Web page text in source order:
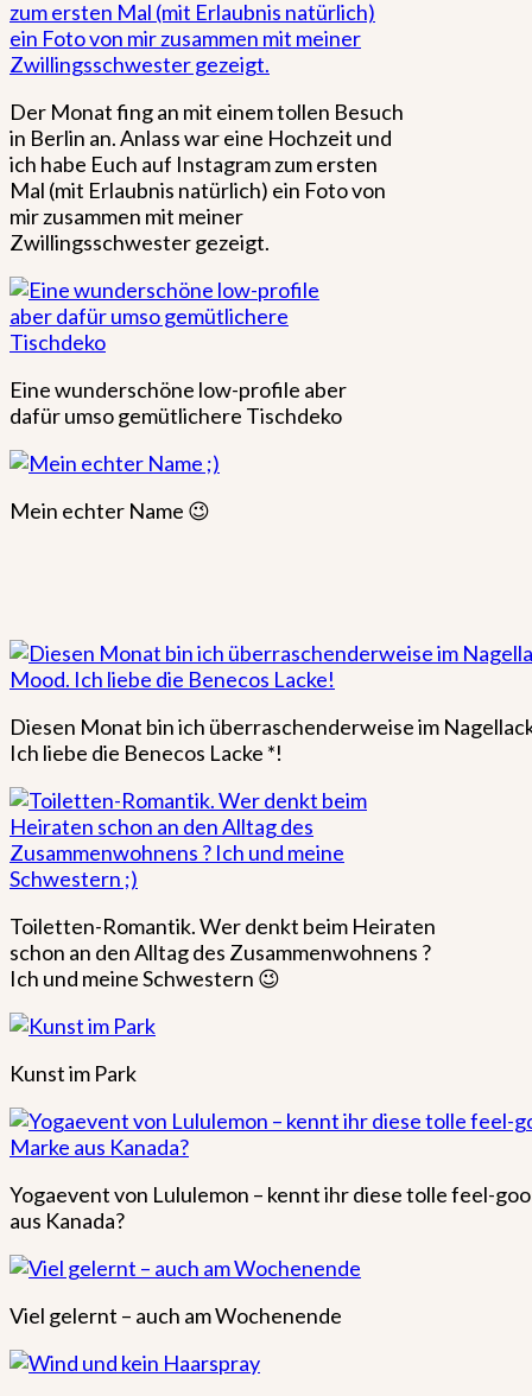
Der Monat fing an mit einem tollen Besuch
in Berlin an. Anlass war eine Hochzeit und
ich habe Euch auf Instagram zum ersten
Mal (mit Erlaubnis natürlich) ein Foto von
mir zusammen mit meiner
Zwillingsschwester gezeigt.
Eine wunderschöne low-profile aber
dafür umso gemütlichere Tischdeko
Mein echter Name 😉
Diesen Monat bin ich überraschenderweise im
Ich liebe die Benecos Lacke *!
Toiletten-Romantik. Wer denkt beim Heiraten
schon an den Alltag des Zusammenwohnens ?
Ich und meine Schwestern 😉
Kunst im Park
Yogaevent von Lululemon – kennt ihr diese tolle feel-
aus Kanada?
Viel gelernt – auch am Wochenende